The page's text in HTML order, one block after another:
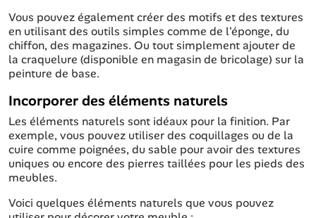
Vous pouvez également créer des motifs et des textures
en utilisant des outils simples comme de l'éponge, du
chiffon, des magazines. Ou tout simplement ajouter de
la craquelure (disponible en magasin de bricolage) sur la
peinture de base.
Incorporer des éléments naturels
Les éléments naturels sont idéaux pour la finition. Par
exemple, vous pouvez utiliser des coquillages ou de la
cuire comme poignées, du sable pour avoir des textures
uniques ou encore des pierres taillées pour les pieds des
meubles.
Voici quelques éléments naturels que vous pouvez